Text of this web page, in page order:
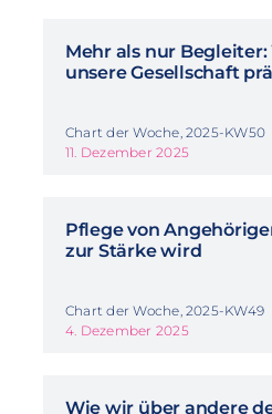
Mehr als nur
unsere Gesellschaft
Chart der Woche, 2025-KW50
11. Dezember 2025
Pflege von
zur Stärke wird
Chart der Woche, 2025-KW49
4. Dezember 2025
Wie wir über andere